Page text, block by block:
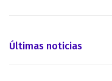
Últimas noticias